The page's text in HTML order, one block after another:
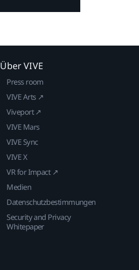
Über VIVE
Press room
VIVE Arts ↗
Viveport ↗
VIVE Mars
VIVE Sync
VIVE X
VR for Impact ↗
Medien
Datenschutzbestimmungen
Security and Privacy
Whitepaper